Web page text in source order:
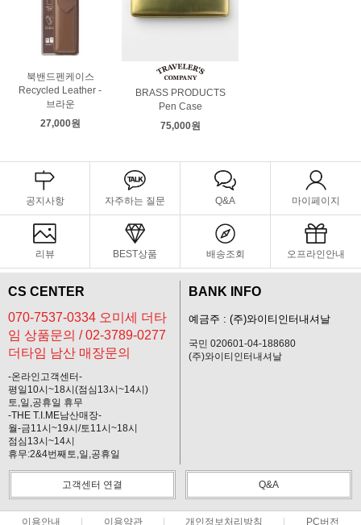
북밴드펜케이스
Recycled Leather -
브라운
27,000원
BRASS PRODUCTS
Pen Case
75,000원
공지사항 자주하는 질문 Q&A 마이페이지
리뷰 BEST상품 배송조회 오프라인안내
CS CENTER
070-7537-0334 오미세 더타
임 상품문의 / 02-3789-0277
더타임 남산 매장문의
-온라인고객센터-
평일10시~18시(점심13시~14시)
토,일,공휴일 휴무
-THE T.I.ME남산매장-
월-금11시~19시/토11시~18시
점심13시~14시
휴무:2&4번째토,일,공휴일
BANK INFO
예금주 : (주)와이티인터내셔날
국민 020601-04-188680
(주)와이티인터내셔날
고객센터 연결 Q&A
이용안내 이용약관 개인정보처리방침 PC버전